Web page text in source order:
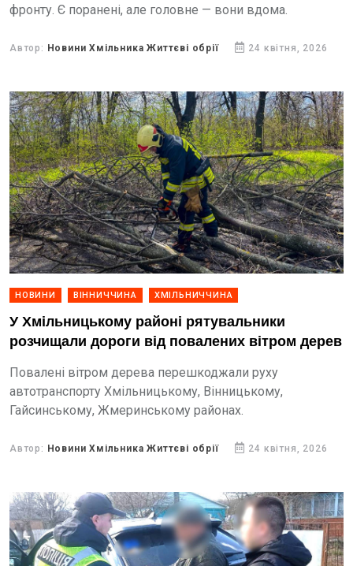
фронту. Є поранені, але головне — вони вдома.
Автор: Новини Хмільника Життєві обрії 24 квітня, 2026
НОВИНИ ВІННИЧЧИНА ХМІЛЬНИЧЧИНА
У Хмільницькому районі рятувальники
розчищали дороги від повалених вітром дерев
Повалені вітром дерева перешкоджали руху
автотранспорту Хмільницькому, Вінницькому,
Гайсинському, Жмеринському районах.
Автор: Новини Хмільника Життєві обрії 24 квітня, 2026